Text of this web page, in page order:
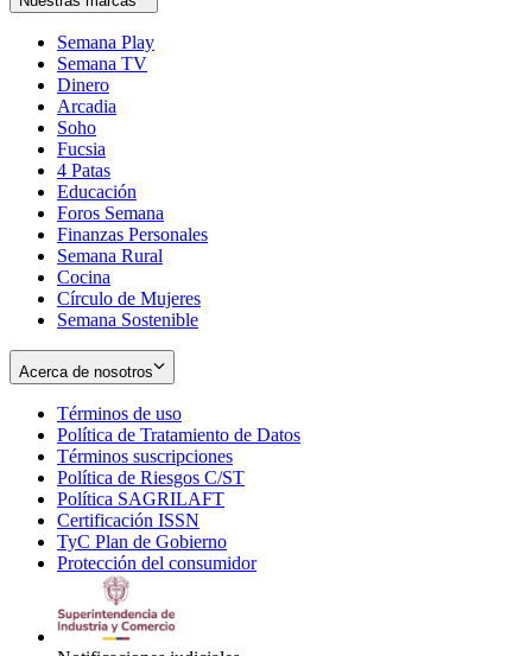
Semana Play
Semana TV
Dinero
Arcadia
Soho
in
new
window
Fucsia
in
new
window
4 Patas
Educación
Foros Semana
Finanzas Personales
Semana Rural
Cocina
Círculo de Mujeres
Semana Sostenible
Acerca de nosotros
Términos de uso
in
new
window
Política de Tratamiento de Datos
Términos suscripciones
in
Política de Riesgos C/ST
Política SAGRILAFT
new
window
Certificación ISSN
in
new
TyC Plan de Gobierno
in
Protección del consumidorOpens